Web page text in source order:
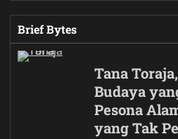
Brief Bytes
Tana
Budaya
Pesona
yang Tak